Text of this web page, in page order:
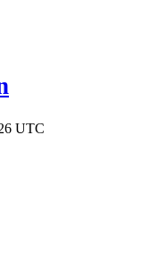
UTC